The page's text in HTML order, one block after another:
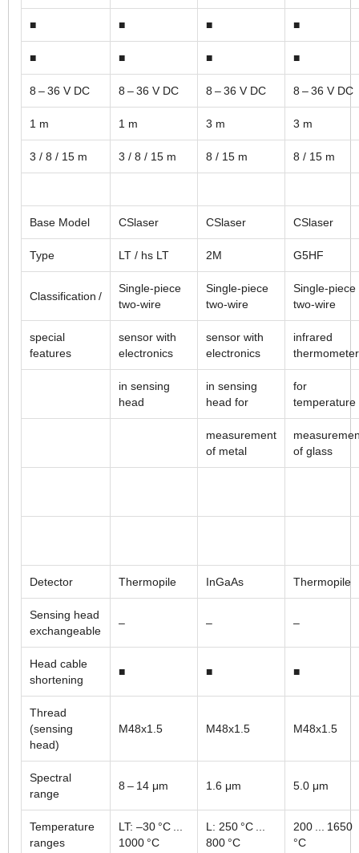
■ ■ ■ ■
■ ■ ■ ■
8 – 36 V DC 8 – 36 V DC 8 – 36 V DC 8 – 36 V DC
1 m 1 m 3 m 3 m
3 / 8 / 15 m 3 / 8 / 15 m 8 / 15 m 8 / 15 m
Base Model CSlaser CSlaser CSlaser
Type LT / hs LT 2M G5HF
Classification /
Single-piece
two-wire
Single-piece
two-wire
Single-piece
two-wire
special
features
sensor with
electronics
sensor with
electronics
infrared
thermometer
in sensing
head
in sensing
head for
for
temperature
measurement
of metal
of glass
Detector Thermopile InGaAs Thermopile
Sensing head
exchangeable
– – –
Head cable
shortening
■ ■ ■
Thread
(sensing
head)
M48x1.5 M48x1.5 M48x1.5
Spectral
range
8 – 14 μm 1.6 μm 5.0 μm
Temperature
ranges
LT: –30 °C ...
1000 °C
L: 250 °C ...
800 °C
200 ... 1650
°C